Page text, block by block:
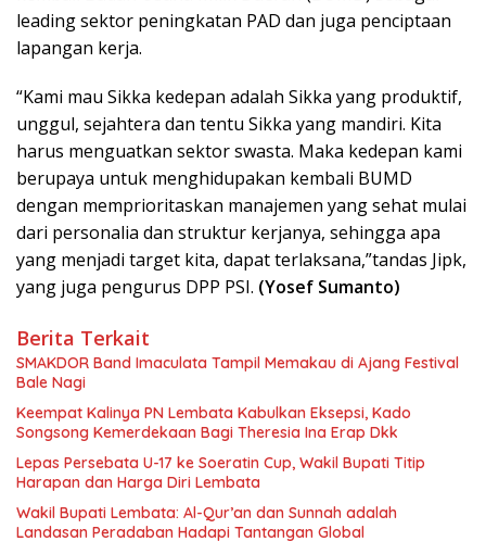
leading sektor peningkatan PAD dan juga penciptaan
lapangan kerja.
“Kami mau Sikka kedepan adalah Sikka yang produktif,
unggul, sejahtera dan tentu Sikka yang mandiri. Kita
harus menguatkan sektor swasta. Maka kedepan kami
berupaya untuk menghidupakan kembali BUMD
dengan memprioritaskan manajemen yang sehat mulai
dari personalia dan struktur kerjanya, sehingga apa
yang menjadi target kita, dapat terlaksana,”tandas Jipk,
yang juga pengurus DPP PSI. (Yosef Sumanto)
Berita Terkait
SMAKDOR Band Imaculata Tampil Memakau di Ajang Festival
Bale Nagi
Keempat Kalinya PN Lembata Kabulkan Eksepsi, Kado
Songsong Kemerdekaan Bagi Theresia Ina Erap Dkk
Lepas Persebata U-17 ke Soeratin Cup, Wakil Bupati Titip
Harapan dan Harga Diri Lembata
Wakil Bupati Lembata: Al-Qur’an dan Sunnah adalah
Landasan Peradaban Hadapi Tantangan Global